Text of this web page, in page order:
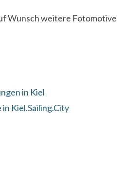
Wunsch weitere Fotomotive
in Kiel
Kiel.Sailing.City